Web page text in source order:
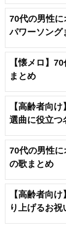
70代の男性
パワーソング
【懐メロ】
まとめ
【高齢者向
選曲に役立つ
70代の男性
の歌まとめ
【高齢者向
り上げるお